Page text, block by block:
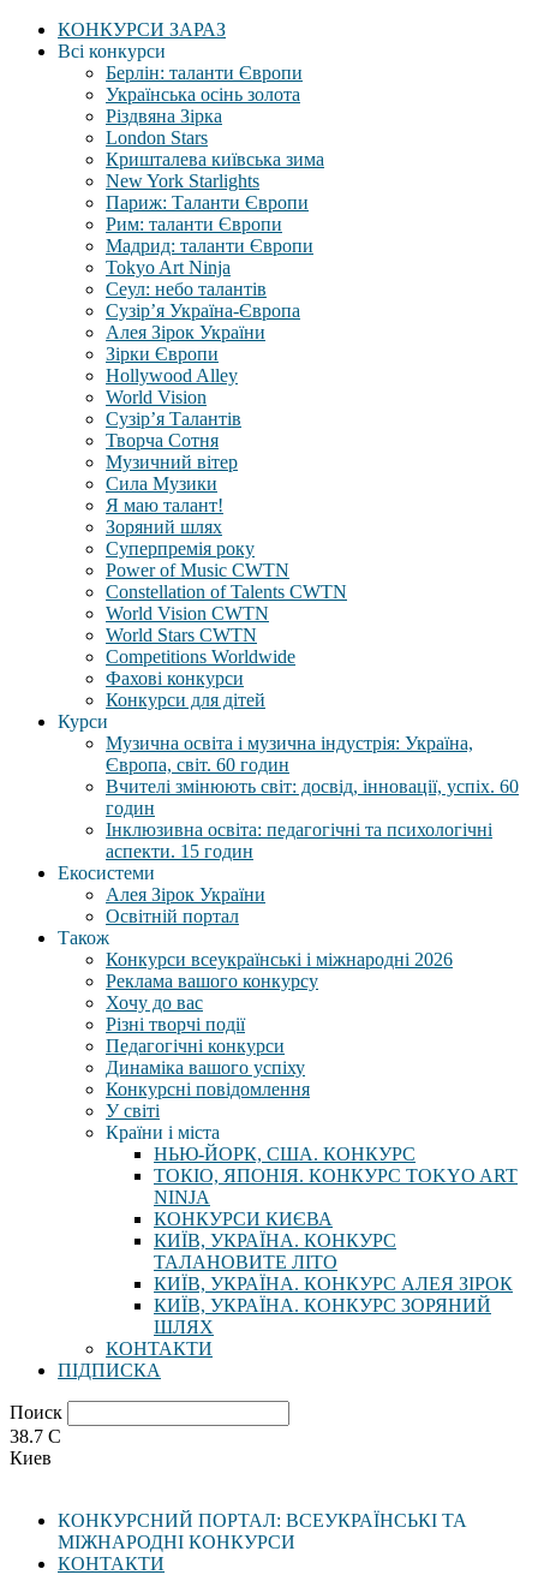
КОНКУРСИ ЗАРАЗ
Всі конкурси
Берлін: таланти Європи
Українська осінь золота
Різдвяна Зірка
London Stars
Кришталева київська зима
New York Starlights
Париж: Таланти Європи
Рим: таланти Європи
Мадрид: таланти Європи
Tokyo Art Ninja
Сеул: небо талантів
Сузір’я Україна-Європа
Алея Зірок України
Зірки Європи
Hollywood Alley
World Vision
Сузір’я Талантів
Творча Сотня
Музичний вітер
Сила Музики
Я маю талант!
Зоряний шлях
Суперпремія року
Power of Music CWTN
Constellation of Talents CWTN
World Vision CWTN
World Stars CWTN
Competitions Worldwide
Фахові конкурси
Конкурси для дітей
Курси
Музична освіта і музична індустрія: Україна,
Європа, світ. 60 годин
Вчителі змінюють світ: досвід, інновації, успіх. 60
годин
Інклюзивна освіта: педагогічні та психологічні
аспекти. 15 годин
Екосистеми
Алея Зірок України
Освітній портал
Також
Конкурси всеукраїнські і міжнародні 2026
Реклама вашого конкурсу
Хочу до вас
Різні творчі події
Педагогічні конкурси
Динаміка вашого успіху
Конкурсні повідомлення
У світі
Країни і міста
НЬЮ-ЙОРК, США. КОНКУРС
ТОКІО, ЯПОНІЯ. КОНКУРС TOKYO ART
NINJA
КОНКУРСИ КИЄВА
КИЇВ, УКРАЇНА. КОНКУРС
ТАЛАНОВИТЕ ЛІТО
КИЇВ, УКРАЇНА. КОНКУРС АЛЕЯ ЗІРОК
КИЇВ, УКРАЇНА. КОНКУРС ЗОРЯНИЙ
ШЛЯХ
КОНТАКТИ
ПІДПИСКА
Поиск
38.7 C
Киев
КОНКУРСНИЙ ПОРТАЛ: ВСЕУКРАЇНСЬКІ ТА
МІЖНАРОДНІ КОНКУРСИ
КОНТАКТИ